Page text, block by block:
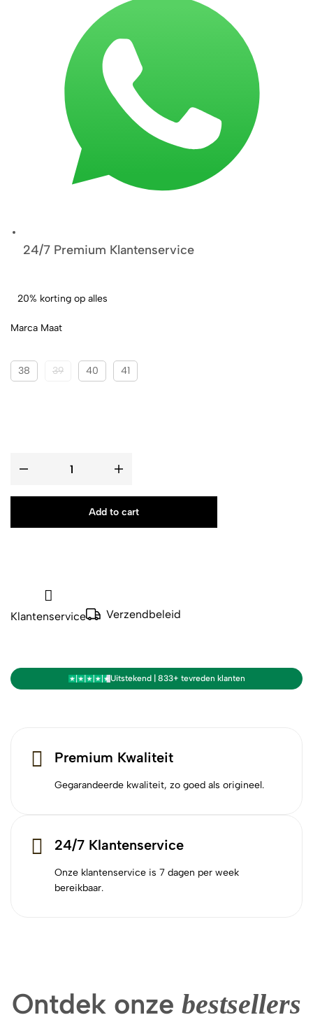
24/7 Premium Klantenservice
20% korting op alles
Marca Maat
38 39 40 41
Add to cart
Klantenservice Verzendbeleid
Uitstekend | 833+ tevreden klanten
Premium Kwaliteit
Gegarandeerde kwaliteit, zo goed als origineel.
24/7 Klantenservice
Onze klantenservice is 7 dagen per week
bereikbaar.
Ontdek onze bestsellers